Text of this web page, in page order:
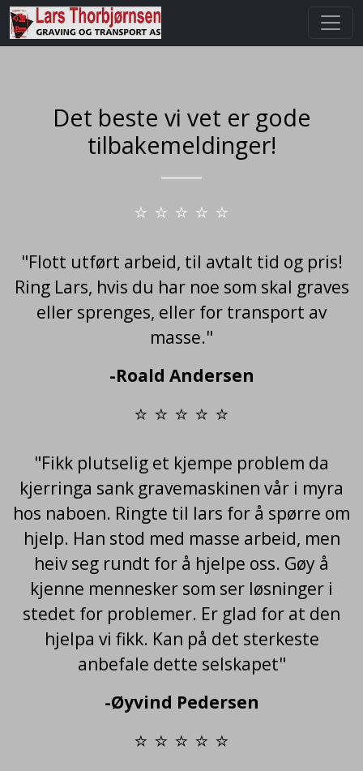
Det beste vi vet er gode
tilbakemeldinger!
⭐ ⭐ ⭐ ⭐ ⭐
"Flott utført arbeid, til avtalt tid og pris!
Ring Lars, hvis du har noe som skal graves
eller sprenges, eller for transport av
masse."
-Roald Andersen
⭐ ⭐ ⭐ ⭐ ⭐
"Fikk plutselig et kjempe problem da
kjerringa sank gravemaskinen vår i myra
hos naboen. Ringte til lars for å spørre om
hjelp. Han stod med masse arbeid, men
heiv seg rundt for å hjelpe oss. Gøy å
kjenne mennesker som ser løsninger i
stedet for problemer. Er glad for at den
hjelpa vi fikk. Kan på det sterkeste
anbefale dette selskapet"
-Øyvind Pedersen
⭐ ⭐ ⭐ ⭐ ⭐